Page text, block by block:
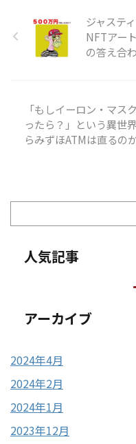
ジャステ
NFTアー
の答え合
「もしイーロン・マス
ったら？」という異世
らみずほATMは直るの
人気記事
アーカイブ
2024年4月
2024年2月
2024年1月
2023年12月